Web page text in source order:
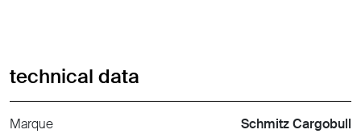
technical data
Marque Schmitz Cargobull